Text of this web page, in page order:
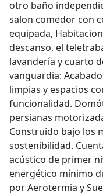
otro baño
salon comedor con
equipada,
descanso, el
lavandería y cuarto
vanguardia:
limpias y espacios
funcionalidad.
persianas
Construido bajo los
sostenibilidad.
acústico de primer
energético mínimo
por Aerotermia y